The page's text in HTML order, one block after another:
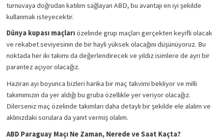
turnuvaya doğrudan katılım sağlayan ABD, bu avantajı en iyi şekilde
kullanmak isteyecektir.
Dünya kupası maçları özelinde grup maçları gerçekten keyifli olacak
ve rekabet seviyesinin de bir hayli yüksek olacağını düşünüyoruz. Bu
noktada her iki takımı da değerlendirecek ve yıldız isimlere de ayrı bir
parantez açıyor olacağız.
Haziran ayı boyunca bizleri harika bir maç takvimi bekliyor ve milli
takımımızın da yer aldığı bu gruba özellikle yer veriyor olacağız.
Dilerseniz maç özelinde takımları daha detaylı bir şekilde ele alalım ve
aklınızdaki sorulara da yanıt vermiş olalım.
ABD Paraguay Maçı Ne Zaman, Nerede ve Saat Kaçta?